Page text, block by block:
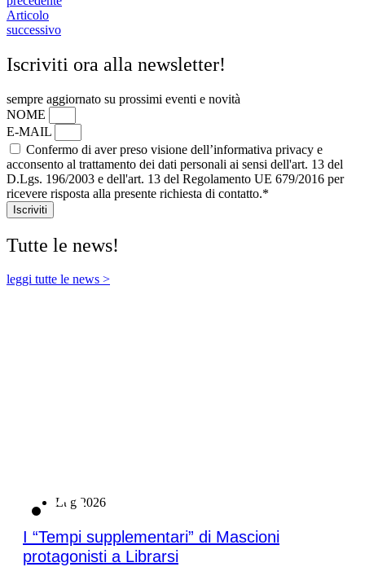
Articolo
successivo
Iscriviti ora alla newsletter!
sempre aggiornato su prossimi eventi e novità
NOME
E-MAIL
Confermo di aver preso visione dell’informativa privacy e
acconsento al trattamento dei dati personali ai sensi dell'art. 13 del
D.Lgs. 196/2003 e dell'art. 13 del Regolamento UE 679/2016 per
ricevere risposta alla presente richiesta di contatto.*
Iscriviti
Tutte le news!
leggi tutte le news >
Lug 2026
21
I “Tempi supplementari” di Mascioni
protagonisti a Librarsi